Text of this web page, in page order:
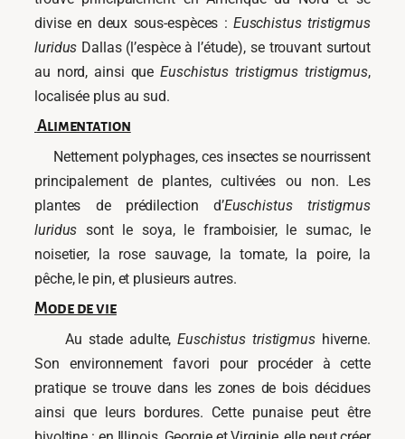
divise en deux sous-espèces : Euschistus tristigmus
luridus Dallas (l’espèce à l’étude), se trouvant surtout
au nord, ainsi queEuschistus tristigmus tristigmus,
localisée plus au sud.
Alimentation
Nettement polyphages, ces insectes se nourrissent
principalement de plantes, cultivées ou non. Les
plantes de prédilection d’Euschistus tristigmus
luridus sont le soya, le framboisier, le sumac, le
noisetier, la rose sauvage, la tomate, la poire, la
pêche, le pin, et plusieurs autres.
Mode de vie
Au stade adulte,Euschistus tristigmushiverne.
Son environnement favori pour procéder à cette
pratique se trouve dans les zones de bois décidues
ainsi que leurs bordures. Cette punaise peut être